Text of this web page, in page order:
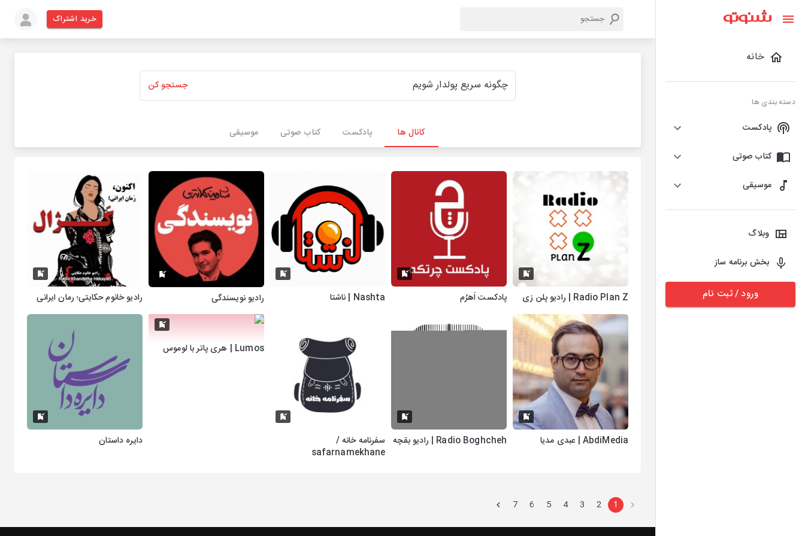
خانه
دسته بندی ها
پادکست
کتاب صوتی
موسیقی
وبلاگ
بخش برنامه ساز
ورود / ثبت نام
خرید اشتراک
جستجو کن
کانال ها پادکست کتاب صوتی موسیقی
Radio Plan Z | رادیو پلن زی پادکست اَهرُم Nashta | ناشتا رادیو نویسندگی رادیو خانوم حکایتی؛ رمان ایرانی
AbdiMedia | عبدی مدیا Radio Boghcheh | رادیو بقچه
سفرنامه خانه /
safarnamekhane
Lumos | هری پاتر با لوموس
دایره داستان
1
2
3
4
5
6
7